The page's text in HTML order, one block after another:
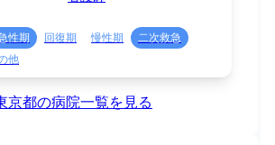
性期 回復期 慢性期
二次救急
他
京都の病院一覧を見る